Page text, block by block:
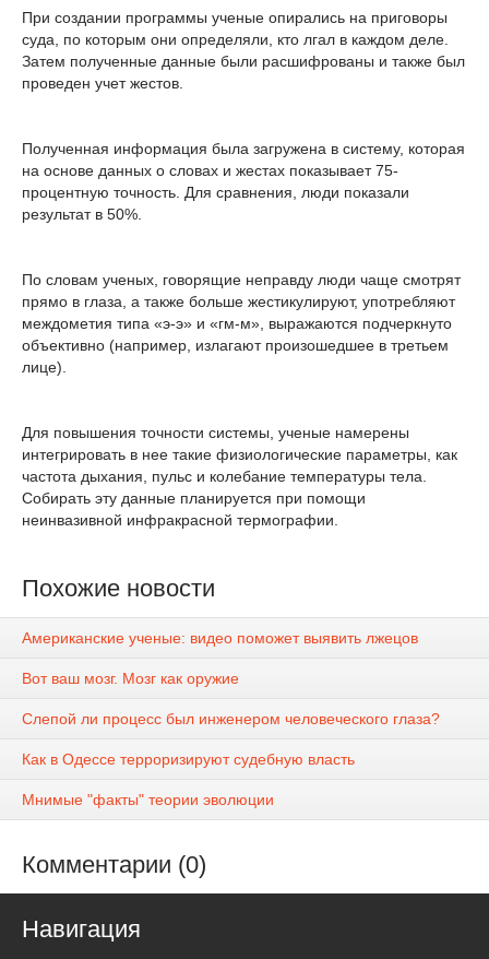
При создании программы ученые опирались на приговоры
суда, по которым они определяли, кто лгал в каждом деле.
Затем полученные данные были расшифрованы и также был
проведен учет жестов.
Полученная информация была загружена в систему, которая
на основе данных о словах и жестах показывает 75-
процентную точность. Для сравнения, люди показали
результат в 50%.
По словам ученых, говорящие неправду люди чаще смотрят
прямо в глаза, а также больше жестикулируют, употребляют
междометия типа «э-э» и «гм-м», выражаются подчеркнуто
объективно (например, излагают произошедшее в третьем
лице).
Для повышения точности системы, ученые намерены
интегрировать в нее такие физиологические параметры, как
частота дыхания, пульс и колебание температуры тела.
Собирать эту данные планируется при помощи
неинвазивной инфракрасной термографии.
Похожие новости
Американские ученые: видео поможет выявить лжецов
Вот ваш мозг. Мозг как оружие
Слепой ли процесс был инженером человеческого глаза?
Как в Одессе терроризируют судебную власть
Мнимые "факты" теории эволюции
Комментарии (0)
Навигация